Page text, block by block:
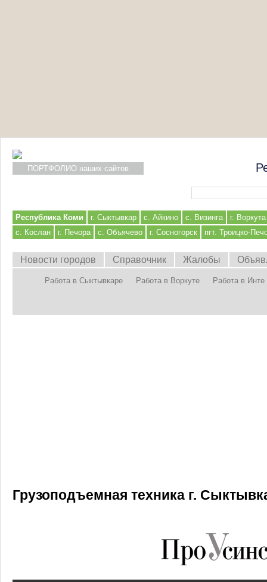
ПОРТФОЛИО наших сайтов
Республика Коми г. Сыктывкар с. Айкино с. Визинга
г. Воркута
с. Кослан
г. Печора с. Объячево г. Сосногорск пгт. Троицко-
Новости городов Справочник Жалобы
Работа в Сыктывкаре Работа в Воркуте Работа в Инте
Грузоподъемная техника г.